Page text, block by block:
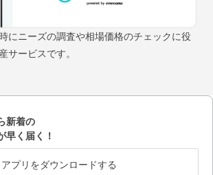
にニーズの調査や相場価格のチェックに役
サービスです。
新着の
早く届く！
アプリをダウンロードする